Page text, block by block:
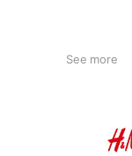
See more